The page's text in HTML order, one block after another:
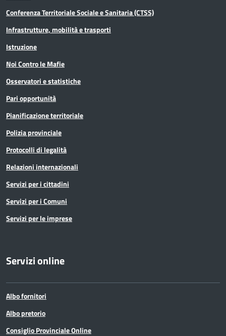
Conferenza Territoriale Sociale e Sanitaria (CTSS)
Infrastrutture, mobilità e trasporti
Istruzione
Noi Contro le Mafie
Osservatori e statistiche
Pari opportunità
Pianificazione territoriale
Polizia provinciale
Protocolli di legalità
Relazioni internazionali
Servizi per i cittadini
Servizi per i Comuni
Servizi per le imprese
Servizi online
Albo fornitori
Albo pretorio
Consiglio Provinciale Online